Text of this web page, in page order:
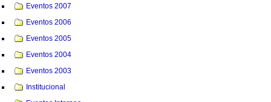
Eventos 2007
Eventos 2006
Eventos 2005
Eventos 2004
Eventos 2003
Institucional